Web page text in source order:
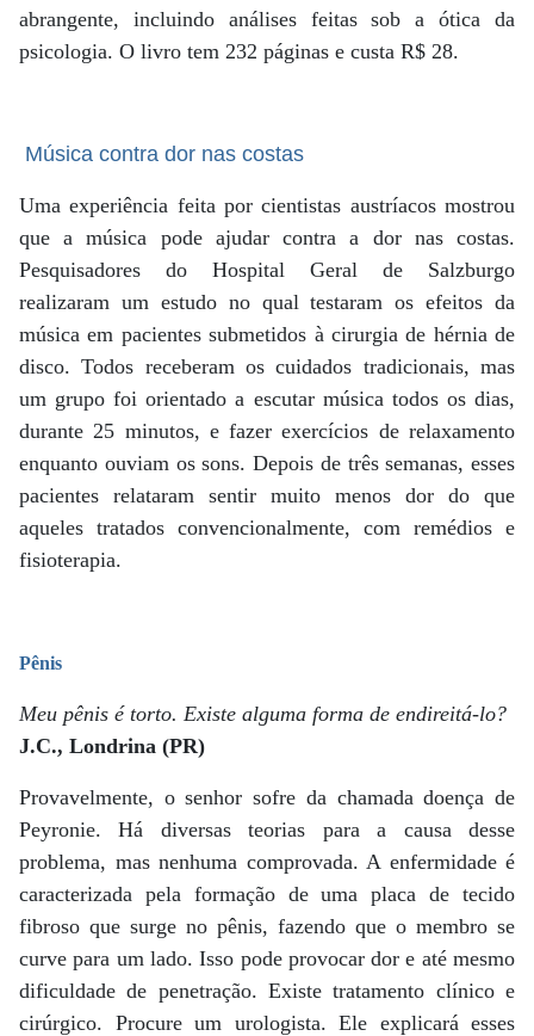
abrangente, incluindo análises feitas sob a ótica da
psicologia. O livro tem 232 páginas e custa R$ 28.
Música contra dor nas costas
Uma experiência feita por cientistas austríacos mostrou
que a música pode ajudar contra a dor nas costas.
Pesquisadores do Hospital Geral de Salzburgo
realizaram um estudo no qual testaram os efeitos da
música em pacientes submetidos à cirurgia de hérnia de
disco. Todos receberam os cuidados tradicionais, mas
um grupo foi orientado a escutar música todos os dias,
durante 25 minutos, e fazer exercícios de relaxamento
enquanto ouviam os sons. Depois de três semanas, esses
pacientes relataram sentir muito menos dor do que
aqueles tratados convencionalmente, com remédios e
fisioterapia.
Pênis
Meu pênis é torto. Existe alguma forma de endireitá-lo?
J.C., Londrina (PR)
Provavelmente, o senhor sofre da chamada doença de
Peyronie. Há diversas teorias para a causa desse
problema, mas nenhuma comprovada. A enfermidade é
caracterizada pela formação de uma placa de tecido
fibroso que surge no pênis, fazendo que o membro se
curve para um lado. Isso pode provocar dor e até mesmo
dificuldade de penetração. Existe tratamento clínico e
cirúrgico. Procure um urologista. Ele explicará esses